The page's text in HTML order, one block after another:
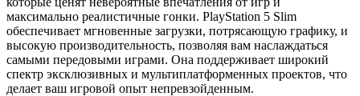
максимально реалистичные гонки. PlayStation 5 Slim
обеспечивает мгновенные загрузки, потрясающую графику, и
высокую производительность, позволяя вам наслаждаться
самыми передовыми играми. Она поддерживает широкий
спектр эксклюзивных и мультиплатформенных проектов, что
делает ваш игровой опыт непревзойденным.